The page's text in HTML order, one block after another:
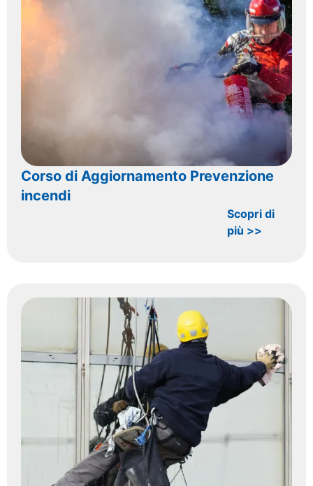
Corso di Aggiornamento Prevenzione
incendi
Scopri di
più >>